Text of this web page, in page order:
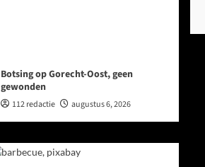
Botsing op Gorecht-Oost, geen
gewonden
112 redactie augustus 6, 2026